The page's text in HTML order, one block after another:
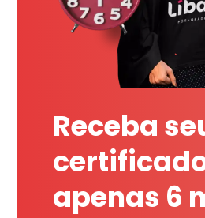
Receba
apenas 6